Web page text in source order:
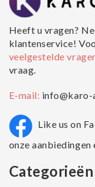
Heeft u vragen?
klantenservice!
veelgestelde
vraag.
E-mail:
Like us on
onze aanbiedingen
Categorieën